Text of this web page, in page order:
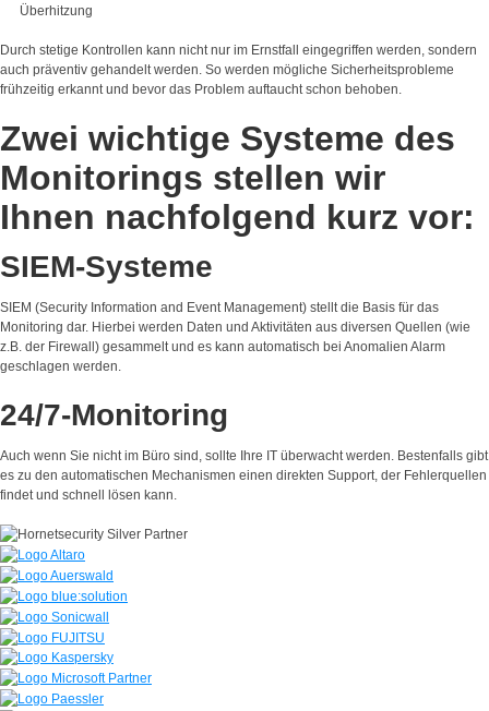
Überhitzung
Durch stetige Kontrollen kann nicht nur im Ernstfall eingegriffen werden, sondern
auch präventiv gehandelt werden. So werden mögliche Sicherheitsprobleme
frühzeitig erkannt und bevor das Problem auftaucht schon behoben.
Zwei wichtige Systeme des
Monitorings stellen wir
Ihnen nachfolgend kurz vor:
SIEM-Systeme
SIEM (Security Information and Event Management) stellt die Basis für das
Monitoring dar. Hierbei werden Daten und Aktivitäten aus diversen Quellen (wie
z.B. der Firewall) gesammelt und es kann automatisch bei Anomalien Alarm
geschlagen werden.
24/7-Monitoring
Auch wenn Sie nicht im Büro sind, sollte Ihre IT überwacht werden. Bestenfalls gibt
es zu den automatischen Mechanismen einen direkten Support, der Fehlerquellen
findet und schnell lösen kann.